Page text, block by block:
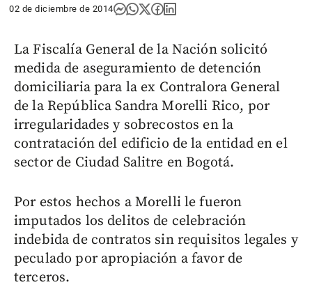
02 de diciembre de 2014
La Fiscalía General de la Nación solicitó
medida de aseguramiento de detención
domiciliaria para la ex Contralora General
de la República Sandra Morelli Rico, por
irregularidades y sobrecostos en la
contratación del edificio de la entidad en el
sector de Ciudad Salitre en Bogotá.
Por estos hechos a Morelli le fueron
imputados los delitos de celebración
indebida de contratos sin requisitos legales y
peculado por apropiación a favor de
terceros.